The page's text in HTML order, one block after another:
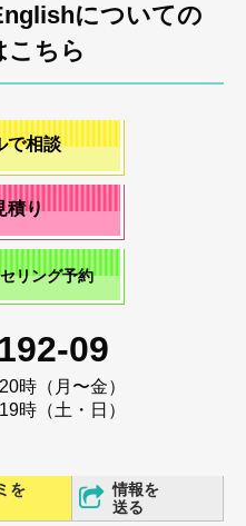
についての
こちら
で相談
積り
リング予約
09
時（月〜金）
時（土・日）
を
情報を
送る